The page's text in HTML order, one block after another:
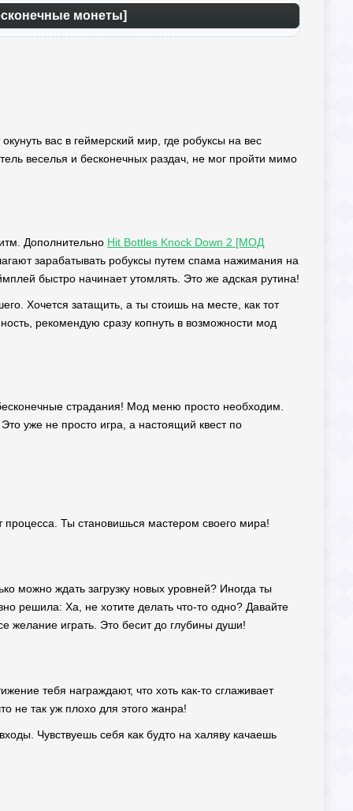
монеты]
вас в геймерский мир, где робуксы на вес
веселья и бесконечных раздач, не мог пройти мимо
Дополнительно Hit Bottles Knock Down 2 [МОД
зарабатывать робуксы путем спама нажимания на
быстро начинает утомлять. Это же адская рутина!
Хочется затащить, а ты стоишь на месте, как тот
рекомендую сразу копнуть в возможности мод
страдания! Мод меню просто необходим.
уже не просто игра, а настоящий квест по
Ты становишься мастером своего мира!
можно ждать загрузку новых уровней? Иногда ты
решила: Ха, не хотите делать что-то одно? Давайте
желание играть. Это бесит до глубины души!
тебя награждают, что хоть как-то сглаживает
не так уж плохо для этого жанра!
Чувствуешь себя как будто на халяву качаешь